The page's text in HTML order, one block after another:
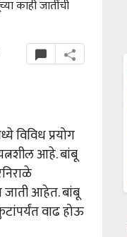
काही जातींची
प्रयोग
आहे. बांबू
आहेत. बांबू
वाढ होऊ